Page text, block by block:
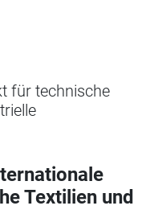
für technische
Textilien und